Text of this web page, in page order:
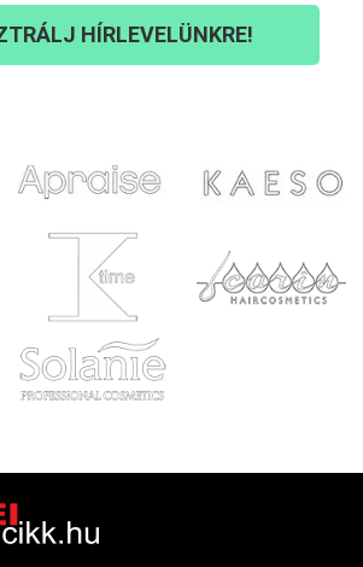
HÍRLEVELÜNKRE!